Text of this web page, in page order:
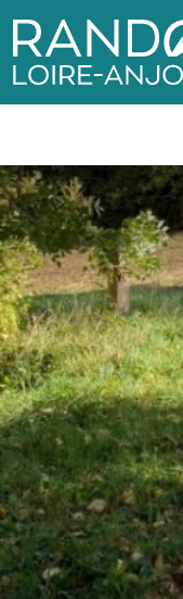
Rando